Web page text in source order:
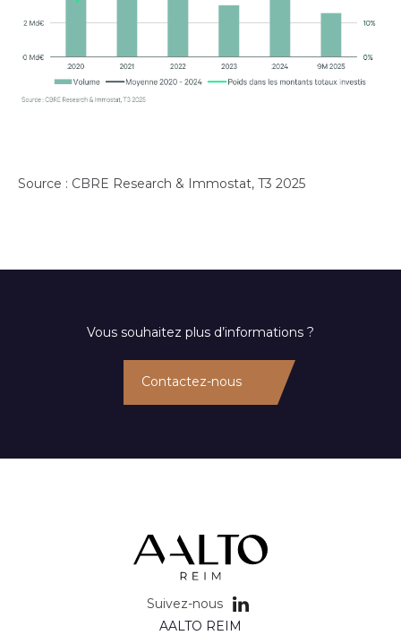
Source : CBRE Research & Immostat, T3 2025
Vous souhaitez plus d’informations ?
Contactez-nous
Suivez-nous
AALTO REIM